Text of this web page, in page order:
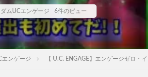
ムUCエンゲージ 6件のビュー
エンゲージ 【 U.C. ENGAGE】エンゲージゼロ・